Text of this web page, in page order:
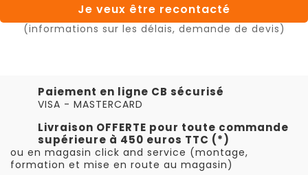
Je veux être recontacté
(informations sur les délais, demande de devis)
Paiement en ligne CB sécurisé
VISA - MASTERCARD
Livraison OFFERTE pour toute commande
supérieure à 450 euros TTC (*)
ou en magasin click and service (montage,
formation et mise en route au magasin)